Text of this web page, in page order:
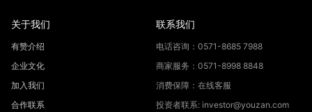
关于我们
有赞介绍
企业文化
加入我们
合作联系
联系我们
电话咨询：0571-8685 7988
商家服务：0571-8998 8848
消费保障：在线客服
投资者联系: investor@youzan.com